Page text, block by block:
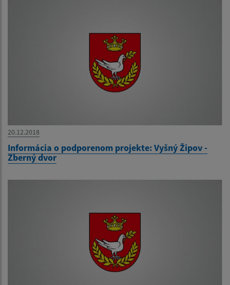
20.12.2018
Informácia o podporenom projekte: Vyšný Žipov -
Zberný dvor